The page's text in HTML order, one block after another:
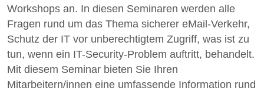
Workshops an. In diesen Seminaren werden alle
Fragen rund um das Thema sicherer eMail-Verkehr,
Schutz der IT vor unberechtigtem Zugriff, was ist zu
tun, wenn ein IT-Security-Problem auftritt, behandelt.
Mit diesem Seminar bieten Sie Ihren
Mitarbeitern/innen eine umfassende Information rund